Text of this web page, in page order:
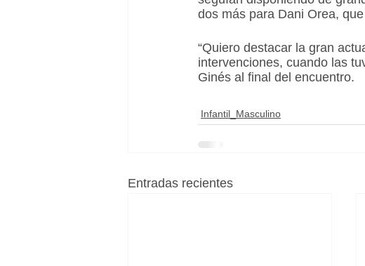
dos más para Dani Orea,
“Quiero destacar la gran
intervenciones, cuando las
Ginés al final del encuentro.
Infantil_Masculino
Entradas recientes